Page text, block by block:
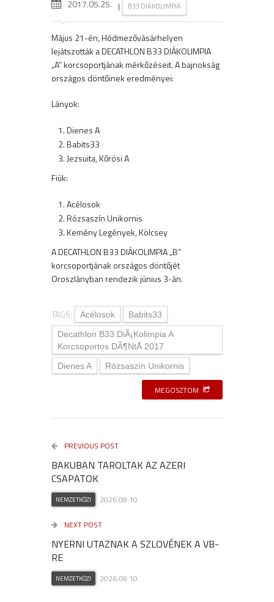
2017.05.25. | B33 DIÁKOLIMPIA
Május 21-én, Hódmezővásárhelyen
lejátszották a DECATHLON B33 DIÁKOLIMPIA
„A” korcsoportjának mérkőzéseit. A bajnokság
országos döntőinek eredményei:
Lányok:
Dienes A
Babits33
Jezsuita, Kőrösi A
Fiúk:
Acélosok
Rózsaszín Unikornis
Kemény Legények, Kölcsey
A DECATHLON B33 DIÁKOLIMPIA „B”
korcsoportjának országos döntőjét
Oroszlányban rendezik június 3-án.
TAGS: Acélosok
Babits33
Decathlon B33 DiÃ¡kolimpia A
Korcsoportos DÃ¶ntÅ 2017
Dienes A
Rózsaszín Unikornis
MEGOSZTOM
PREVIOUS POST
BAKUBAN TAROLTAK AZ AZERI
CSAPATOK
NEMZETKÖZI 2026.08.10.
NEXT POST
NYERNI UTAZNAK A SZLOVÉNEK A VB-
RE
NEMZETKÖZI 2026.08.10.